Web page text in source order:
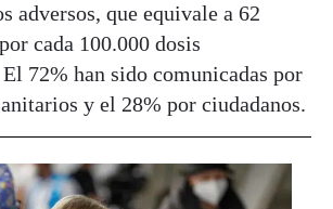
adversos, que equivale a 62
cada 100.000 dosis
72% han sido comunicadas por
y el 28% por ciudadanos.